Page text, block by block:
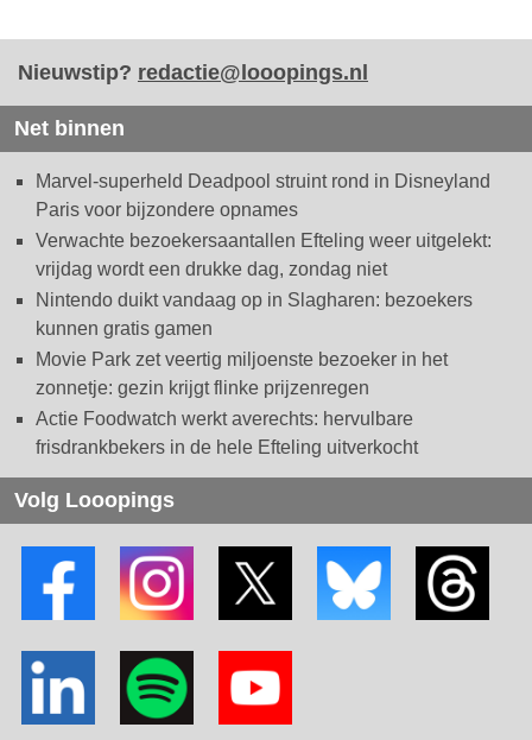
Nieuwstip? redactie@looopings.nl
Net binnen
Marvel-superheld Deadpool struint rond in Disneyland
Paris voor bijzondere opnames
Verwachte bezoekersaantallen Efteling weer uitgelekt:
vrijdag wordt een drukke dag, zondag niet
Nintendo duikt vandaag op in Slagharen: bezoekers
kunnen gratis gamen
Movie Park zet veertig miljoenste bezoeker in het
zonnetje: gezin krijgt flinke prijzenregen
Actie Foodwatch werkt averechts: hervulbare
frisdrankbekers in de hele Efteling uitverkocht
Volg Looopings